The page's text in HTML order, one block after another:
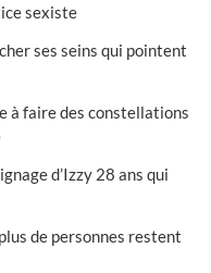
sexiste
ses seins qui pointent
à faire des constellations
d’Izzy 28 ans qui
de personnes restent